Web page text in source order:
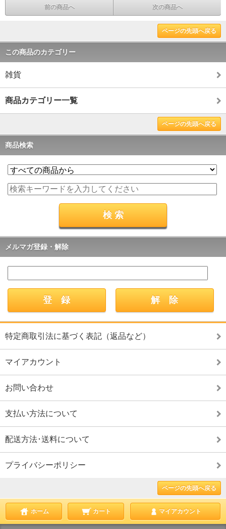
前の商品へ 次の商品へ
ページの先頭へ戻る
この商品のカテゴリー
雑貨
商品カテゴリー一覧
ページの先頭へ戻る
商品検索
メルマガ登録・解除
特定商取引法に基づく表記（返品など）
マイアカウント
お問い合わせ
支払い方法について
配送方法･送料について
プライバシーポリシー
ページの先頭へ戻る
ホーム カート マイアカウント